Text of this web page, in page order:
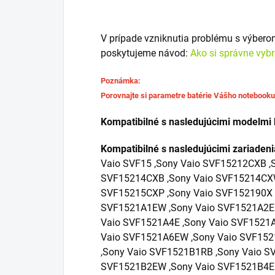
V prípade vzniknutia problému s
poskytujeme návod: Ako si správne
Poznámka:
Porovnajte si parametre batérie Vášho
Kompatibilné s nasledujúcimi modelmi
Kompatibilné s nasledujúcimi